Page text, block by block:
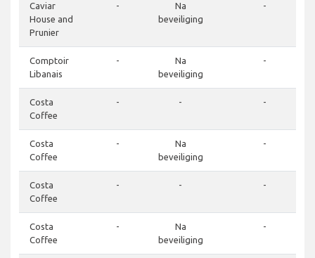
Caviar
House and
Prunier
-
Na
beveiliging
-
Comptoir
Libanais
-
Na
beveiliging
-
Costa
Coffee
- - -
Costa
Coffee
-
Na
beveiliging
-
Costa
Coffee
- - -
Costa
Coffee
-
Na
beveiliging
-